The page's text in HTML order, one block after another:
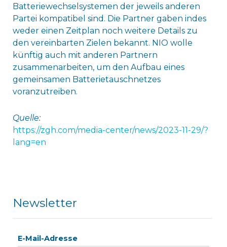
Batteriewechselsystemen der jeweils anderen
Partei kompatibel sind. Die Partner gaben indes
weder einen Zeitplan noch weitere Details zu
den vereinbarten Zielen bekannt. NIO wolle
künftig auch mit anderen Partnern
zusammenarbeiten, um den Aufbau eines
gemeinsamen Batterietauschnetzes
voranzutreiben.
Quelle:
https://zgh.com/media-center/news/2023-11-29/?
lang=en
Newsletter
E-Mail-Adresse